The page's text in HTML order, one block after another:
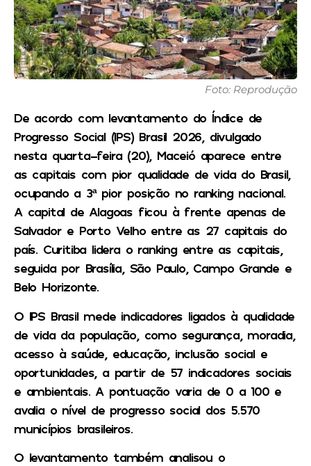
Foto: Reprodução
De acordo com levantamento do Índice de
Progresso Social (IPS) Brasil 2026, divulgado
nesta quarta-feira (20), Maceió aparece entre
as capitais com pior qualidade de vida do Brasil,
ocupando a 3ª pior posição no ranking nacional.
A capital de Alagoas ficou à frente apenas de
Salvador e Porto Velho entre as 27 capitais do
país. Curitiba lidera o ranking entre as capitais,
seguida por Brasília, São Paulo, Campo Grande e
Belo Horizonte.
O IPS Brasil mede indicadores ligados à qualidade
de vida da população, como segurança, moradia,
acesso à saúde, educação, inclusão social e
oportunidades, a partir de 57 indicadores sociais
e ambientais. A pontuação varia de 0 a 100 e
avalia o nível de progresso social dos 5.570
municípios brasileiros.
O levantamento também analisou o